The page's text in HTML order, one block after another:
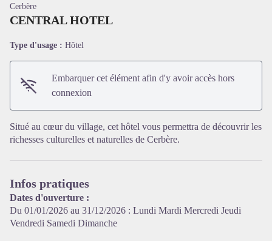
Voir l'image en plein écran
Cerbère
CENTRAL HOTEL
Type d'usage : Hôtel
Embarquer cet élément afin d'y avoir accès hors
connexion
Situé au cœur du village, cet hôtel vous permettra de découvrir les
richesses culturelles et naturelles de Cerbère.
Infos pratiques
Dates d'ouverture :
Du 01/01/2026 au 31/12/2026 : Lundi Mardi Mercredi Jeudi
Vendredi Samedi Dimanche